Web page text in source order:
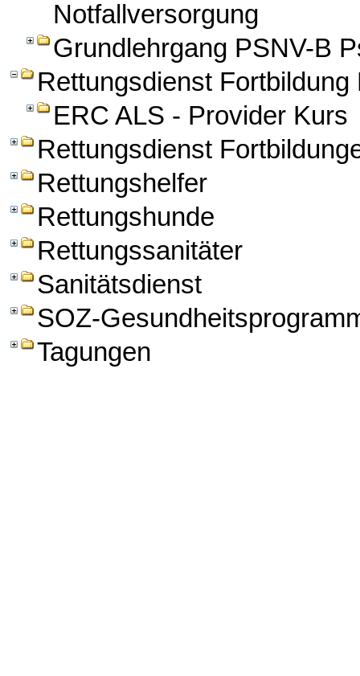
Notfallversorgung
Grundlehrgang PSNV-B
Rettungsdienst Fortbildung
ERC ALS - Provider Kurs
Rettungsdienst
Rettungshelfer
Rettungshunde
Rettungssanitäter
Sanitätsdienst
SOZ-
Tagungen